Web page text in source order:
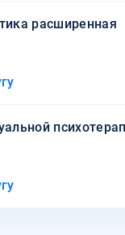
расширенная